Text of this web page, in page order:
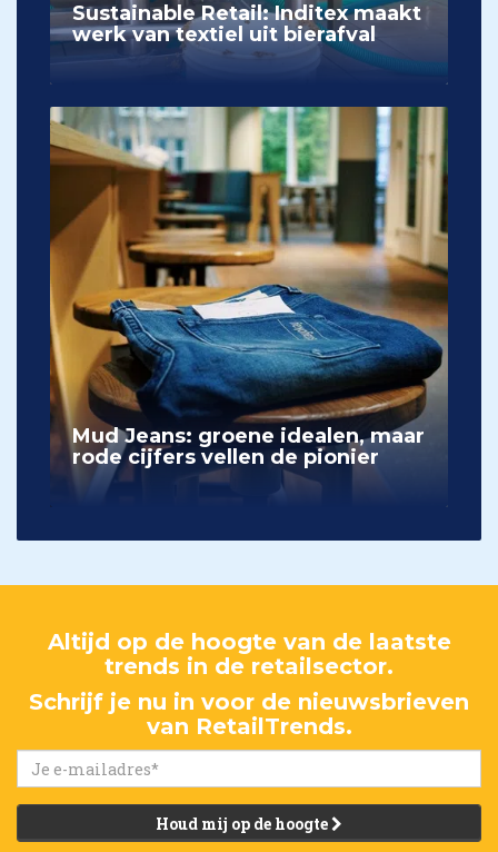
Sustainable Retail: Inditex maakt
werk van textiel uit bierafval
Mud Jeans: groene idealen, maar
rode cijfers vellen de pionier
Altijd op de hoogte van de laatste
trends in de retailsector.
Schrijf je nu in voor de nieuwsbrieven
van RetailTrends.
Houd mij op de hoogte